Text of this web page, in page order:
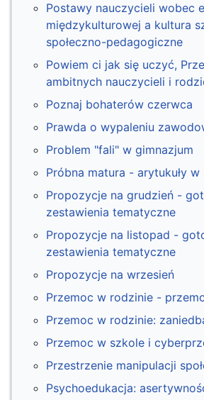
Postawy nauczycieli wobec
międzykulturowej a kultura
społeczno-pedagogiczne
Powiem ci jak się uczyć,
ambitnych nauczycieli i
Poznaj bohaterów czerwca
Prawda o wypaleniu
Problem "fali" w gimnazjum
Próbna matura - arytukuły
Propozycje na grudzień -
zestawienia tematyczne
Propozycje na listopad -
zestawienia tematyczne
Propozycje na wrzesień
Przemoc w rodzinie -
Przemoc w rodzinie:
Przemoc w szkole i
Przestrzenie manipulacji
Psychoedukacja: